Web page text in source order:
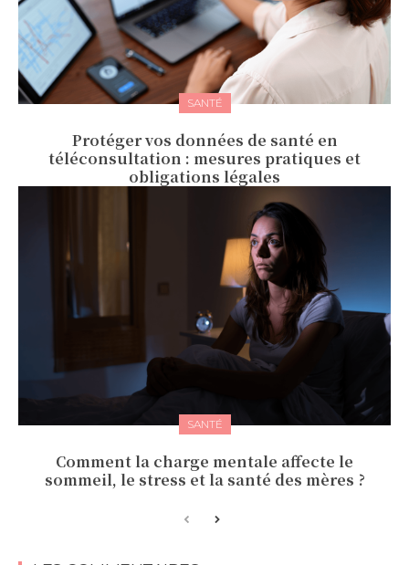
SANTÉ
Protéger vos données de santé en
téléconsultation : mesures pratiques et
obligations légales
SANTÉ
Comment la charge mentale affecte le
sommeil, le stress et la santé des mères ?